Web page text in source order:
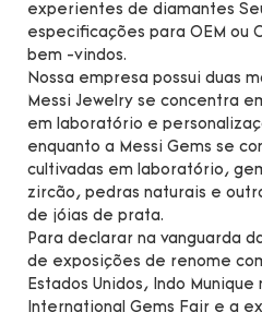
experientes de diamantes
especificações para OEM ou
bem -vindos.
Nossa empresa possui duas
Messi Jewelry se concentra
em laboratório e
enquanto a Messi Gems se
cultivadas em laboratório,
zircão, pedras naturais e
de jóias de prata.
Para declarar na vanguarda
de exposições de renome
Estados Unidos, Indo Munique
International Gems Fair e a